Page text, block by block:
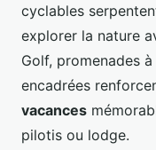
cyclables
explorer la nature
Golf, promenades
encadrées
vacances
pilotis ou lodge.